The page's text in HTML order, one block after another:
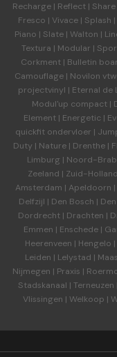
Recharge| Reflect| Share
Fresco | Vivace | Splash |
Piano | Slate| Walton |
Textura | Modular |
Corkment | Bulletin
Camouflage | Novilon
projectvinyl | Eternal de
Modul'up compact|
Element | Energetic |
quickfit ondervloer |
Duty | Nature| Drenthe|
Limburg | Noord-
Zeeland | Zuid-Holland
Amsterdam | Apeldoorn |
Delfzijl | Den Bosch |
Dordrecht| Drachten |
Emmen | Enschede |
Heerenveen | Hengelo |
Leiden | Lelystad |
Nijmegen | Praxis |
Stadskanaal | Terneuzen
Vlissingen | Welkoop |